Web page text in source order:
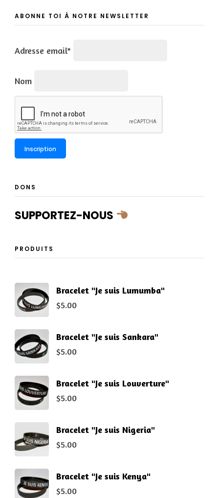
ABONNE TOI À NOTRE NEWSLETTER
Adresse email*
Nom
DONS
SUPPORTEZ-NOUS
PRODUITS
Bracelet "Je suis Lumumba"
$5.00
Bracelet "Je suis Sankara"
$5.00
Bracelet "Je suis Louverture"
$5.00
Bracelet "Je suis Nigeria"
$5.00
Bracelet "Je suis Kenya"
$5.00